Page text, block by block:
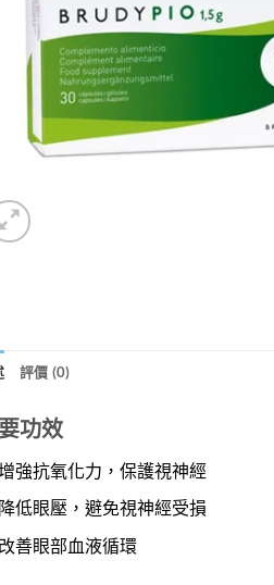
評價 (0)
功效
強抗氧化力，保護視神經
低眼壓，避免視神經受損
善眼部血液循環